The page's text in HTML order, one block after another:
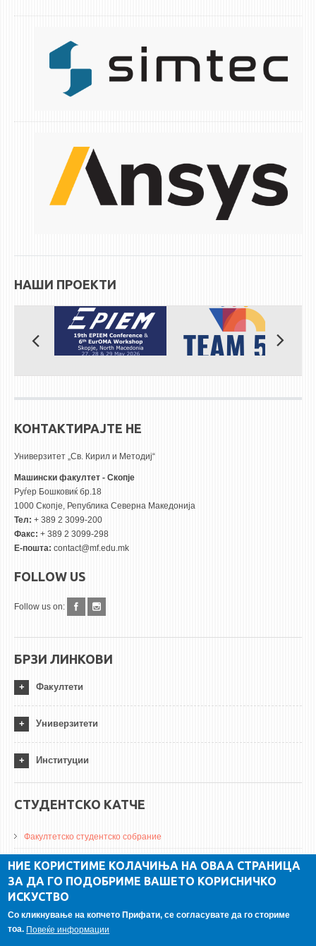
НАШИ ПРОЕКТИ
КОНТАКТИРАЈТЕ НЕ
Универзитет „Св. Кирил и Методиј“
Машински факултет - Скопје
Руѓер Бошковиќ бр.18
1000 Скопје, Република Северна Македонија
Тел: + 389 2 3099-200
Факс: + 389 2 3099-298
Е-пошта: contact@mf.edu.mk
FOLLOW US
Follow us on:
БРЗИ ЛИНКОВИ
Факултети
Универзитети
Институции
СТУДЕНТСКО КАТЧЕ
Факултетско студентско собрание
ДА Винчи магазин
Алумни асоцијација
НИЕ КОРИСТИМЕ КОЛАЧИЊА НА ОВАА СТРАНИЦА
ЗА ДА ГО ПОДОБРИМЕ ВАШЕТО КОРИСНИЧКО
ИСКУСТВО
Со кликнување на копчето Прифати, се согласувате да го сториме
тоа. Повеќе информации